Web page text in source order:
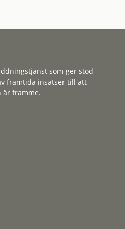
som ger stöd
framtida insatser till att
är framme.